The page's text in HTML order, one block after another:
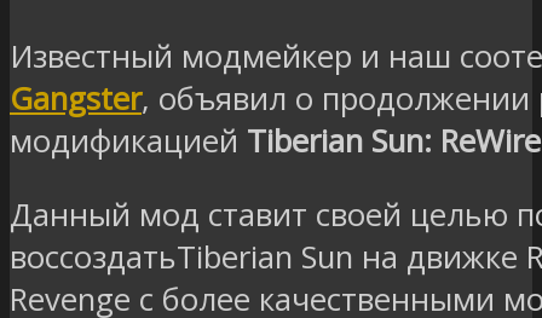
Известный модмейкер и наш
Gangster, объявил о продолжении
модификацией Tiberian Sun: ReWire
Данный мод ставит своей целью
воссоздатьTiberian Sun на движке
Revenge с более качественными